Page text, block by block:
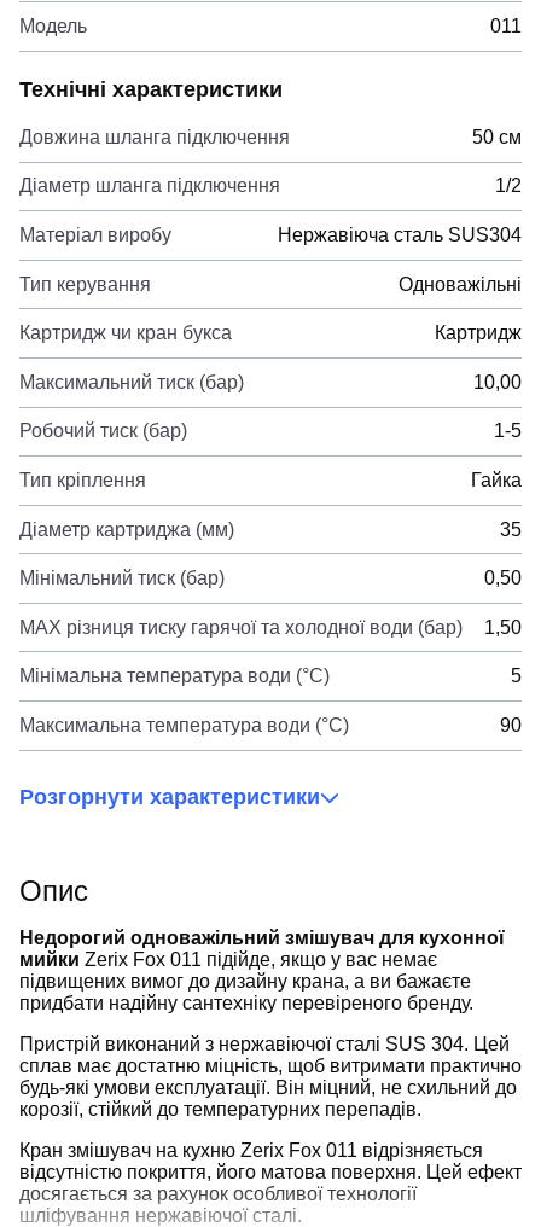
Модель 011
Технічні характеристики
Довжина шланга підключення 50 см
Діаметр шланга підключення 1/2
Матеріал виробу Нержавіюча сталь SUS304
Тип керування Одноважільні
Картридж чи кран букса Картридж
Максимальний тиск (бар) 10,00
Робочий тиск (бар) 1-5
Тип кріплення Гайка
Діаметр картриджа (мм) 35
Мінімальний тиск (бар) 0,50
MAX різниця тиску гарячої та холодної води (бар) 1,50
Мінімальна температура води (°C) 5
Максимальна температура води (°C) 90
Розгорнути характеристики
Опис
Недорогий одноважільний змішувач для кухонної
мийки Zerix Fox 011 підійде, якщо у вас немає
підвищених вимог до дизайну крана, а ви бажаєте
придбати надійну сантехніку перевіреного бренду.
Пристрій виконаний з нержавіючої сталі SUS 304. Цей
сплав має достатню міцність, щоб витримати практично
будь-які умови експлуатації. Він міцний, не схильний до
корозії, стійкий до температурних перепадів.
Кран змішувач на кухню Zerix Fox 011 відрізняється
відсутністю покриття, його матова поверхня. Цей ефект
досягається за рахунок особливої технології
шліфування нержавіючої сталі.